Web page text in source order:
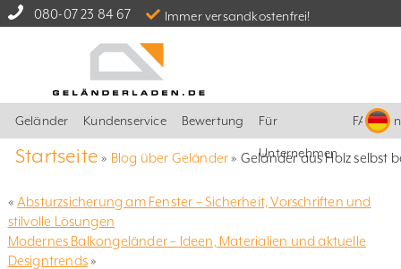
080-07 23 84 67 Immer versandkostenfrei!
Geländer Kundenservice Bewertung Für
Unternehmen
FAQ
Startseite » Blog über Geländer» Geländer aus Holz selbst
« Absturzsicherung am Fenster – Sicherheit, Vorschriften und
stilvolle Lösungen
Modernes Balkongeländer – Ideen, Materialien und aktuelle
Designtrends»